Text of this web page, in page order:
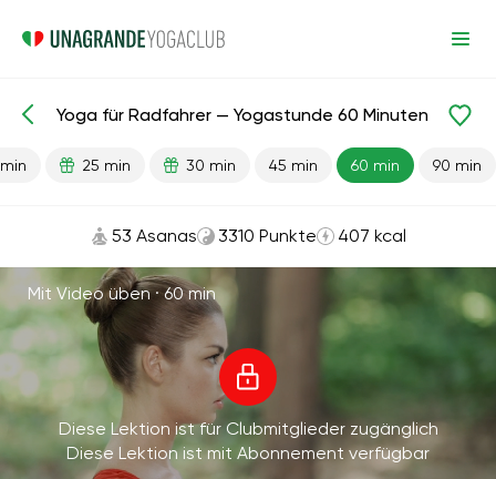
Fertige Lektionen Sport
Yoga für Radfahrer — Yogastunde 60 Minuten
25 min 30 min 45 min 60 min 90 min
53 Asanas 3310 Punkte 407 kcal
Mit Video üben ·60 min
Diese Lektion ist für Clubmitglieder zugänglich
Diese Lektion ist mit Abonnement verfügbar